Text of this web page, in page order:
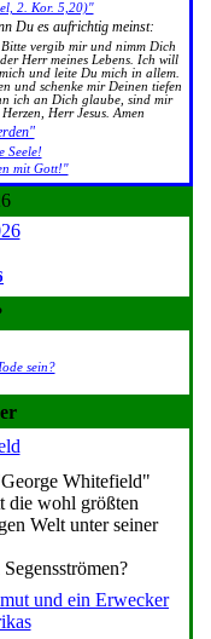
2. Kor. 5,20)"
Du es aufrichtig meinst:
vergib mir und nimm Dich
Herr meines Lebens. Ich will
und leite Du mich in allem.
und schenke mir Deinen tiefen
ich an Dich glaube, sind mir
Herr Jesus. Amen
Seele!
mit Gott!"
sein?
Whitefield"
die wohl größten
Welt unter seiner
und ein Erwecker